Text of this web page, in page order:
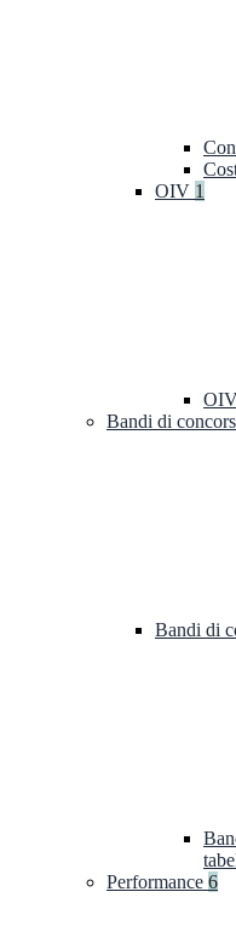
OIV 1
Bandi di
Bandi di
Performance 6